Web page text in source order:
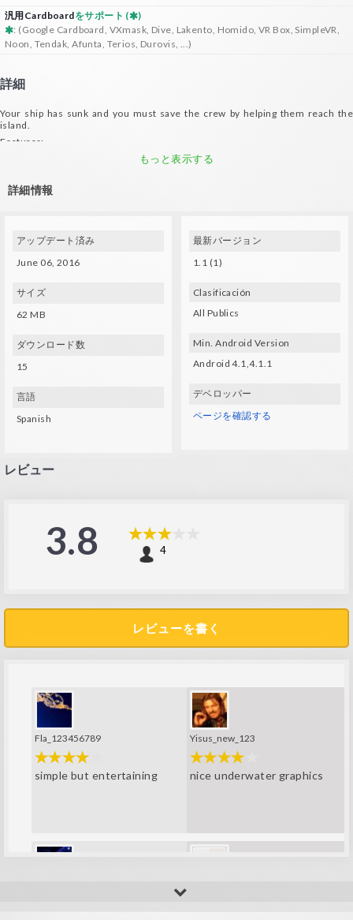
汎用Cardboardをサポート (
)
: (Google Cardboard, VXmask, Dive, Lakento, Homido, VR Box, SimpleVR,
Noon, Tendak, Afunta, Terios, Durovis, ...)
詳細
Your ship has sunk and you must save the crew by helping them reach the
island.
Features:
- Move your head like you're jumping across the sea with the help of the wreck
Spec Techs:
もっと表示する
詳細情報
アップデート済み
June 06, 2016
サイズ
62 MB
ダウンロード数
15
言語
Spanish
最新バージョン
1.1 (1)
Clasificación
All Publics
Min. Android Version
Android 4.1,4.1.1
デベロッパー
ページを確認する
レビュー
3.8 4
レビューを書く
Fla_123456789
simple but entertaining
Yisus_new_123
nice underwater graphics